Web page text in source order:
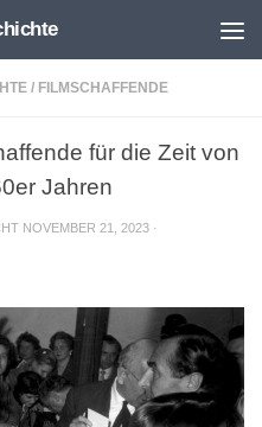
/ FILMSCHAFFENDE
für die Zeit von
Jahren
NOVEMBER 21, 2023 ·